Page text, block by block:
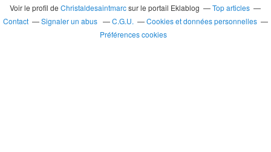
Voir le profil deChristaldesaintmarcsur le portail Eklablog
Top articles
Contact
Signaler un abus C.G.U.
Cookies et données personnelles
Préférences cookies